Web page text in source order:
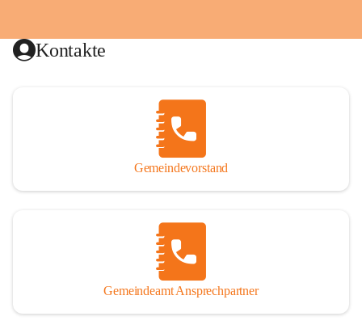
Kontakte
Gemeindevorstand
Gemeindeamt Ansprechpartner